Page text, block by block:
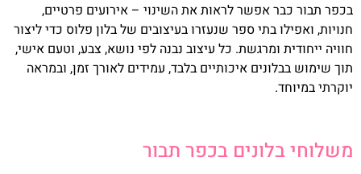
בכפר תבור כבר אפשר לראות את השינוי – אירועים פרטיים,
חנויות, ואפילו בתי ספר שנעזרו בעיצובים של בלון פלוס כדי ליצור
חוויה ייחודית ומרגשת. כל עיצוב נבנה לפי נושא, צבע, וטעם אישי,
תוך שימוש בבלונים איכותיים בלבד, עמידים לאורך זמן, ובמראה
יוקרתי במיוחד.
משלוחי בלונים בכפר תבור